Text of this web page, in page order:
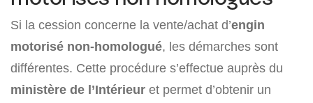
Si la cession concerne la vente/achat d’engin
motorisé non-homologué, les démarches sont
différentes. Cette procédure s’effectue auprès du
ministère de l’Intérieur et permet d’obtenir un